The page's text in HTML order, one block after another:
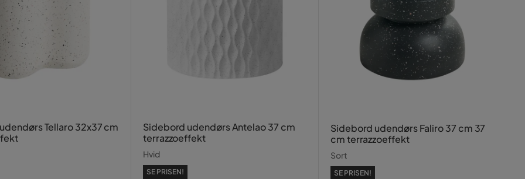
Tellaro 32x37 cm
Sidebord udendørs Antelao 37 cm
terrazzoeffekt
Hvid
SE PRISEN!
Sidebord udendørs Faliro 37 cm 37
cm terrazzoeffekt
Sort
SE PRISEN!